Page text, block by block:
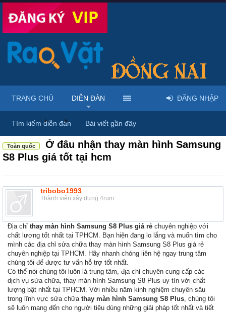
Diễn đàn ... Linh kiện & dịch vụ điện thoại
Toàn quốc
Ở đâu nhận thay màn hình Samsung
S8 Plus giá tốt tại hcm
tribobo1993
Thành viên xây dựng 4rum
Địa chỉ thay màn hình Samsung S8 Plus giá rẻ chuyên nghiệp với
chất lượng tốt nhất tại TPHCM. Bạn hiện đang lo lắng và muốn tìm cho
mình các địa chỉ sửa chữa thay màn hình Samsung S8 Plus giá rẻ
chuyên nghiệp tại TPHCM. Hãy nhanh chóng liên hệ ngay trung tâm
chúng tôi để được tư vấn hỗ trợ tốt nhất.
Có thể nói chúng tôi luôn là trung tâm, địa chỉ chuyên cung cấp các
dịch vụ sửa chữa, thay màn hình Samsung S8 Plus uy tín với chất
lượng bật nhất tại TPHCM. Với nhiều năm kinh nghiệm chuyên sâu
trong lĩnh vực sửa chữa thay màn hình Samsung S8 Plus, chúng tôi
sẽ luôn mang đến cho người tiêu dùng những giải pháp tốt nhất và tiết
TRANG CHỦ DIỄN ĐÀN
Tìm kiếm diễn đàn Bài viết gần đây
ĐĂNG NHẬP